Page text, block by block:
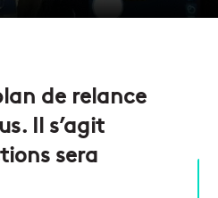
de relance
Il s’agit
sera